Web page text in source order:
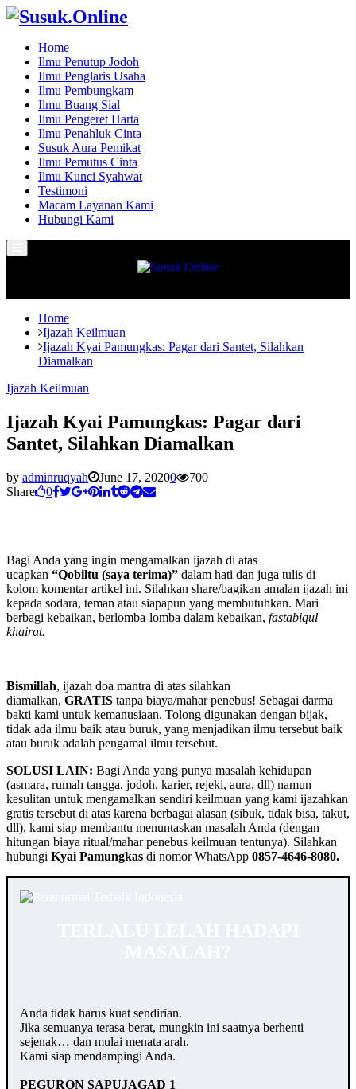
Home
Ilmu Penutup Jodoh
Ilmu Penglaris Usaha
Ilmu Pembungkam
Ilmu Buang Sial
Ilmu Pengeret Harta
Ilmu Penahluk Cinta
Susuk Aura Pemikat
Ilmu Pemutus Cinta
Ilmu Kunci Syahwat
Testimoni
Macam Layanan Kami
Hubungi Kami
Menu
Home
Ijazah Keilmuan
Ijazah Kyai Pamungkas: Pagar dari Santet, Silahkan
Diamalkan
Ijazah Keilmuan
Ijazah Kyai Pamungkas: Pagar dari
Santet, Silahkan Diamalkan
by adminruqyah June 17, 20200
700
Share
0
Bagi Anda yang ingin mengamalkan ijazah di atas
ucapkan “Qobiltu (saya terima)” dalam hati dan juga tulis di
kolom komentar artikel ini. Silahkan share/bagikan amalan ijazah ini
kepada sodara, teman atau siapapun yang membutuhkan. Mari
berbagi kebaikan, berlomba-lomba dalam kebaikan, fastabiqul
khairat.
Bismillah, ijazah doa mantra di atas silahkan
diamalkan, GRATIS tanpa biaya/mahar penebus! Sebagai darma
bakti kami untuk kemanusiaan. Tolong digunakan dengan bijak,
tidak ada ilmu baik atau buruk, yang menjadikan ilmu tersebut baik
atau buruk adalah pengamal ilmu tersebut.
SOLUSI LAIN: Bagi Anda yang punya masalah kehidupan
(asmara, rumah tangga, jodoh, karier, rejeki, aura, dll) namun
kesulitan untuk mengamalkan sendiri keilmuan yang kami ijazahkan
gratis tersebut di atas karena berbagai alasan (sibuk, tidak bisa, takut,
dll), kami siap membantu menuntaskan masalah Anda (dengan
hitungan biaya ritual/mahar penebus keilmuan tentunya). Silahkan
hubungi Kyai Pamungkas di nomor WhatsApp 0857-4646-8080.
Anda tidak harus kuat sendirian.
Jika semuanya terasa berat, mungkin ini saatnya berhenti
sejenak… dan mulai menata arah.
Kami siap mendampingi Anda.
PEGURON SAPUJAGAD 1